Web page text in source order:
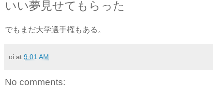
いい夢見せてもらった
でもまだ大学選手権もある。
oi at 9:01 AM
No comments: